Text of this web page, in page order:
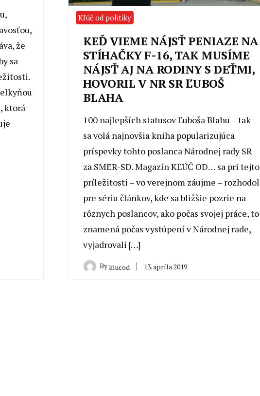
že
sa
ktorá
Kľúč od politiky
KEĎ VIEME NÁJSŤ PENIAZE NA
STÍHAČKY F-16, TAK MUSÍME
NÁJSŤ AJ NA RODINY S DEŤMI,
HOVORIL V NR SR ĽUBOŠ
BLAHA
100 najlepších statusov Ľuboša Blahu – tak
sa volá najnovšia kniha popularizujúca
príspevky tohto poslanca Národnej rady SR
za SMER-SD. Magazín KĽÚČ OD… sa pri tejto
príležitosti – vo verejnom záujme – rozhodol
pre sériu článkov, kde sa bližšie pozrie na
rôznych poslancov, ako počas svojej práce, to
znamená počas vystúpení v Národnej rade,
vyjadrovali […]
Byklucod 13. apríla 2019